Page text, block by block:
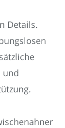
Details.
und